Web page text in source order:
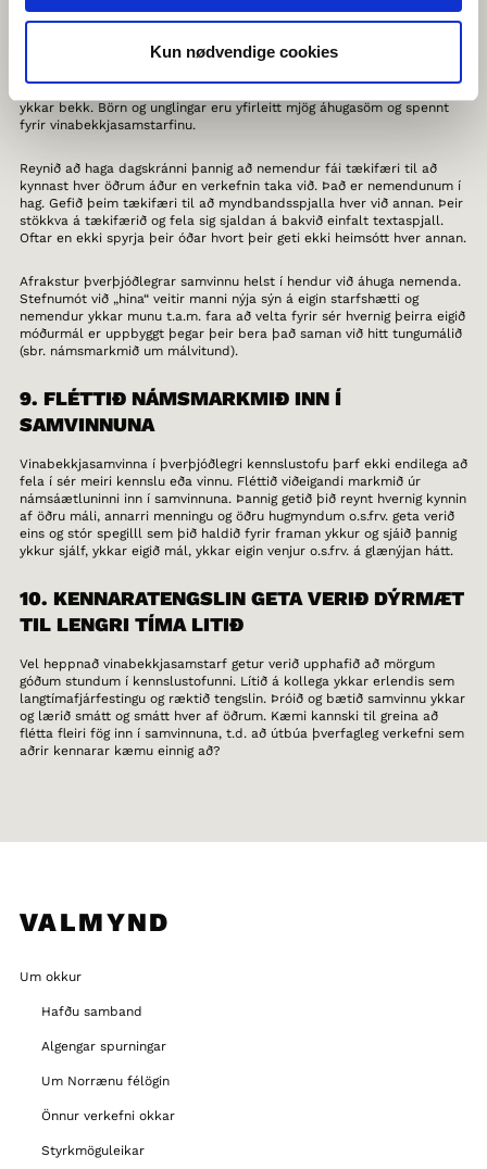
Kun nødvendige cookies
VALMYND
Um okkur
Hafðu samband
Algengar spurningar
Um Norrænu félögin
Önnur verkefni okkar
Styrkmöguleikar
8. LOFIÐ NEMENDUM AÐ KYNNAST HVER
ykkar bekk. Börn og unglingar eru yfirleitt mjög áhugasöm og spennt
fyrir vinabekkjasamstarfinu.
Reynið að haga dagskránni þannig að nemendur fái tækifæri til að
kynnast hver öðrum áður en verkefnin taka við. Það er nemendunum í
hag. Gefið þeim tækifæri til að myndbandsspjalla hver við annan. Þeir
stökkva á tækifærið og fela sig sjaldan á bakvið einfalt textaspjall.
Oftar en ekki spyrja þeir óðar hvort þeir geti ekki heimsótt hver annan.
Afrakstur þverþjóðlegrar samvinnu helst í hendur við áhuga nemenda.
Stefnumót við „hina“ veitir manni nýja sýn á eigin starfshætti og
nemendur ykkar munu t.a.m. fara að velta fyrir sér hvernig þeirra eigið
móðurmál er uppbyggt þegar þeir bera það saman við hitt tungumálið
(sbr. námsmarkmið um málvitund).
9. FLÉTTIÐ NÁMSMARKMIÐ INN Í
SAMVINNUNA
Vinabekkjasamvinna í þverþjóðlegri kennslustofu þarf ekki endilega að
fela í sér meiri kennslu eða vinnu. Fléttið viðeigandi markmið úr
námsáætluninni inn í samvinnuna. Þannig getið þið reynt hvernig kynnin
af öðru máli, annarri menningu og öðru hugmyndum o.s.frv. geta verið
eins og stór spegilll sem þið haldið fyrir framan ykkur og sjáið þannig
ykkur sjálf, ykkar eigið mál, ykkar eigin venjur o.s.frv. á glænýjan hátt.
10. KENNARATENGSLIN GETA VERIÐ DÝRMÆT
TIL LENGRI TÍMA LITIÐ
Vel heppnað vinabekkjasamstarf getur verið upphafið að mörgum
góðum stundum í kennslustofunni. Lítið á kollega ykkar erlendis sem
langtímafjárfestingu og ræktið tengslin. Þróið og bætið samvinnu ykkar
og lærið smátt og smátt hver af öðrum. Kæmi kannski til greina að
flétta fleiri fög inn í samvinnuna, t.d. að útbúa þverfagleg verkefni sem
aðrir kennarar kæmu einnig að?